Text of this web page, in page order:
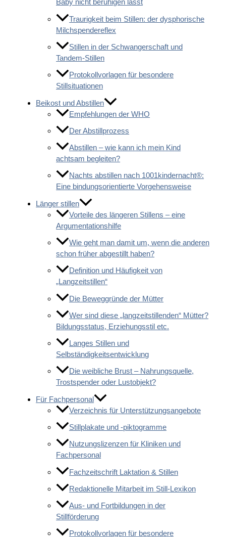
Baby nicht beruhigen lässt
Traurigkeit beim Stillen: der dysphorische
Milchspendereflex
Stillen in der Schwangerschaft und
Tandem-Stillen
Protokollvorlagen für besondere
Stillsituationen
Beikost und Abstillen
Empfehlungen der WHO
Der Abstillprozess
Abstillen – wie kann ich mein Kind
achtsam begleiten?
Nachts abstillen nach 1001kindernacht®:
Eine bindungsorientierte Vorgehensweise
Länger stillen
Vorteile des längeren Stillens – eine
Argumentationshilfe
Wie geht man damit um, wenn die anderen
schon früher abgestillt haben?
Definition und Häufigkeit von
„Langzeitstillen“
Die Beweggründe der Mütter
Wer sind diese „langzeitstillenden“ Mütter?
Bildungsstatus, Erziehungsstil etc.
Langes Stillen und
Selbständigkeitsentwicklung
Die weibliche Brust – Nahrungsquelle,
Trostspender oder Lustobjekt?
Für Fachpersonal
Verzeichnis für Unterstützungsangebote
Stillplakate und -piktogramme
Nutzungslizenzen für Kliniken und
Fachpersonal
Fachzeitschrift Laktation & Stillen
Redaktionelle Mitarbeit im Still-Lexikon
Aus- und Fortbildungen in der
Stillförderung
Protokollvorlagen für besondere